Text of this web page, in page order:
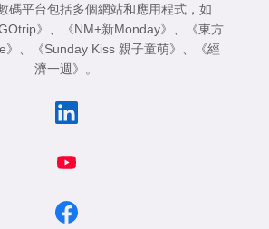
碼平台包括多個網站和應用程式，如
GOtrip》 《NM+新Monday》
《東方
《Sunday Kiss 親子童萌》
《經
濟一週》
。